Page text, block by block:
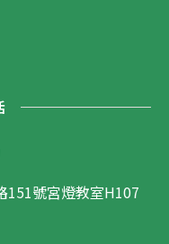
151號宮燈教室H107